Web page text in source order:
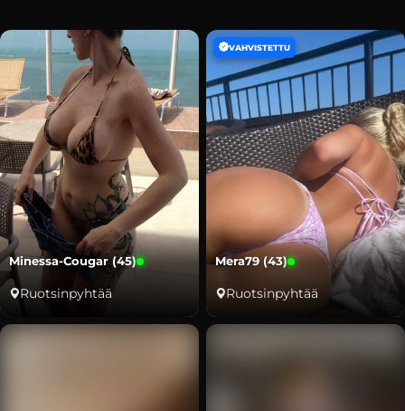
Minessa-Cougar (45)
Ruotsinpyhtää
VAHVISTETTU
Mera79 (43)
Ruotsinpyhtää